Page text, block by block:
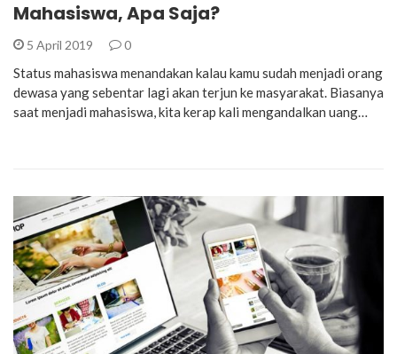
Mahasiswa, Apa Saja?
5 April 2019 0
Status mahasiswa menandakan kalau kamu sudah menjadi orang
dewasa yang sebentar lagi akan terjun ke masyarakat. Biasanya
saat menjadi mahasiswa, kita kerap kali mengandalkan uang…